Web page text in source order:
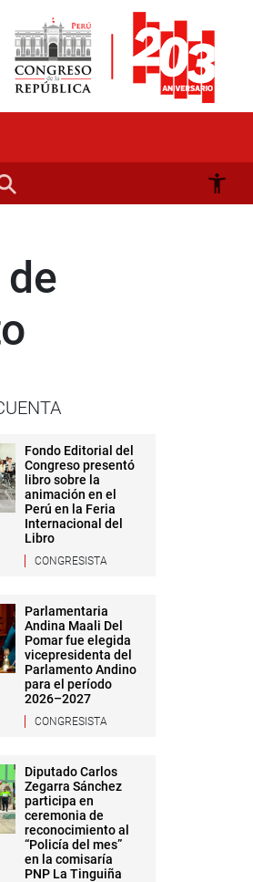
Fondo Editorial del
Congreso presentó
libro sobre la
animación en el
Perú en la Feria
Internacional del
Libro
CONGRESISTA
Parlamentaria
Andina Maali Del
Pomar fue elegida
vicepresidenta del
Parlamento Andino
para el período
2026–2027
CONGRESISTA
Diputado Carlos
Zegarra Sánchez
participa en
ceremonia de
reconocimiento al
“Policía del mes”
en la comisaría
PNP La Tinguiña